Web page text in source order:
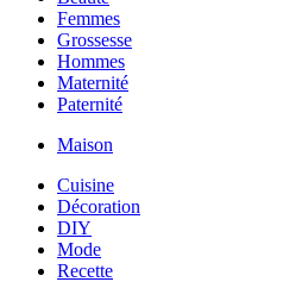
Femmes
Grossesse
Hommes
Maternité
Paternité
Maison
Cuisine
Décoration
DIY
Mode
Recette